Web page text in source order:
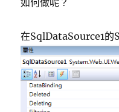
如何做呢？
在SqlDataSource1的